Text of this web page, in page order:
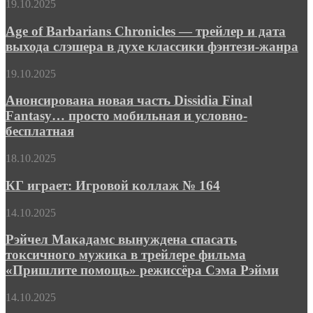
эпика
Age
Barbarians
Chronicles
—
и
выхода
слэшера
в
классики
жанра
19.10.2025
Age of Barbarians Chronicles — трейлер и дата
выхода слэшера в духе классики фэнтези-жанра
Анонсирована
часть
Dissidia
Final
Fantasy…
мобильная
условно-
19.10.2025
Анонсирована новая часть Dissidia Final
Fantasy… просто мобильная и условно-
бесплатная
КГ
Игровой
коллаж
№
164
18.10.2025
КГ играет: Игровой коллаж № 164
Рэйчел
вынуждена
токсичного
мужика
трейлере
14.10.2025
Рэйчел Макадамс вынуждена спасать
токсичного мужика в трейлере фильма
«Пришлите помощь» режиссёра Сэма Рэйми
Каникулам
14.10.2025